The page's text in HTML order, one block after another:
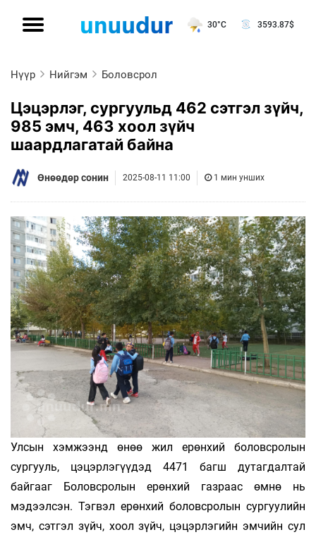
30°C 3593.87$
Нүүр Нийгэм Боловсрол
Цэцэрлэг, сургуульд 462 сэтгэл зүйч,
985 эмч, 463 хоол зүйч
шаардлагатай байна
Өнөөдөр сонин 2025-08-11 11:00 1 мин унших
Улсын хэмжээнд өнөө жил ерөнхий боловсролын
сургууль, цэцэрлэгүүдэд 4471 багш дутагдалтай
байгааг Боловсролын ерөнхий газраас өмнө нь
мэдээлсэн. Тэгвэл ерөнхий боловсролын сургуулийн
эмч, сэтгэл зүйч, хоол зүйч, цэцэрлэгийн эмчийн сул